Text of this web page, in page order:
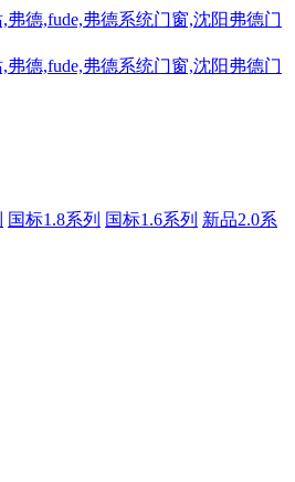
国标1.8系列 国标1.6系列 新品2.0系